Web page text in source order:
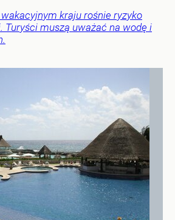
kraju rośnie ryzyko
Turyści muszą uważać na wodę i